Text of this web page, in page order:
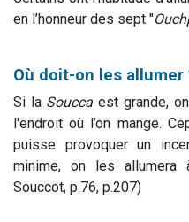
en l’honneur des sept "
Où doit-on les allumer
Si laSoucca est grande,
l'endroit où l’on mange.
puisse provoquer un
minime, on les allumera
Souccot, p.76, p.207)